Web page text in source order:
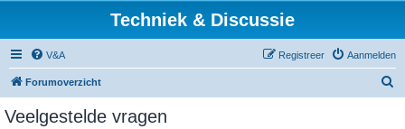
Techniek & Discussie
V&A Aanmelden
Registreer
Forumoverzicht
Veelgestelde vragen